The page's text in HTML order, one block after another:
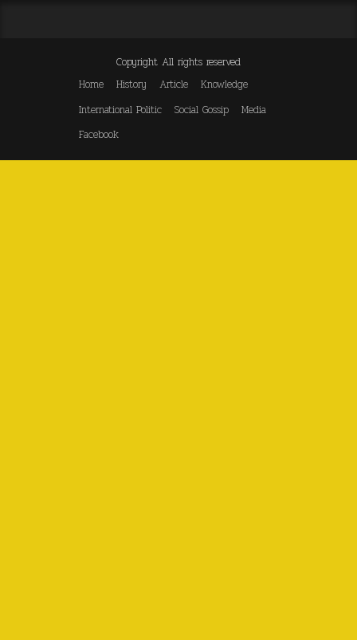
Copyright All rights reserved
Home
History Article
Knowledge
International Politic
Social Gossip
Media
Facebook